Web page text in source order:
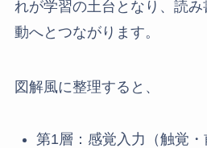
れが学習の土台となり、読
動へとつながります。
図解風に整理すると、
第1層：感覚入力（触覚